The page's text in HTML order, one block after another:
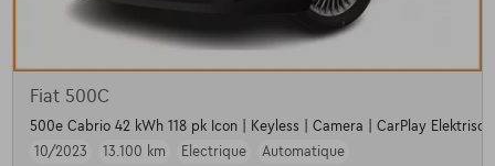
Fiat 500C
500e Cabrio 42 kWh 118 pk Icon | Keyless | Camera | CarPlay
10/2023
13.100 km Electrique
Automatique